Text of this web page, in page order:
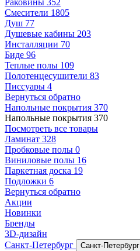
Раковины 352
Смесители 1805
Душ 77
Душевые кабины 203
Инсталляции 70
Биде 96
Теплые полы 109
Полотенцесушители 83
Писсуары 4
Вернуться обратно
Напольные покрытия 370
Напольные покрытия 370
Посмотреть все товары
Ламинат 328
Пробковые полы 0
Виниловые полы 16
Паркетная доска 19
Подложки 6
Вернуться обратно
Акции
Новинки
Бренды
3D-дизайн
Санкт-Петербург
Санкт-Петербург